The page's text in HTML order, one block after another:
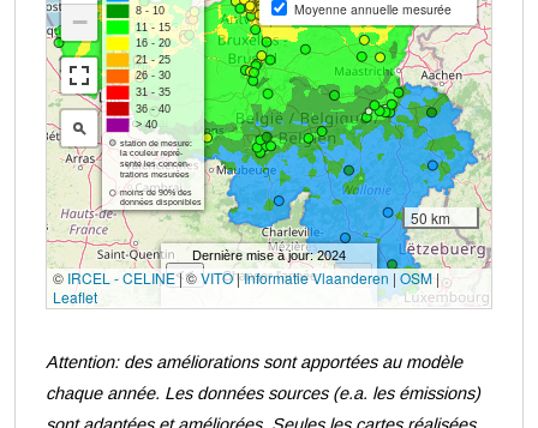
Attention: des améliorations sont apportées au modèle
chaque année. Les données sources (e.a. les émissions)
sont adaptées et améliorées. Seules les cartes réalisées